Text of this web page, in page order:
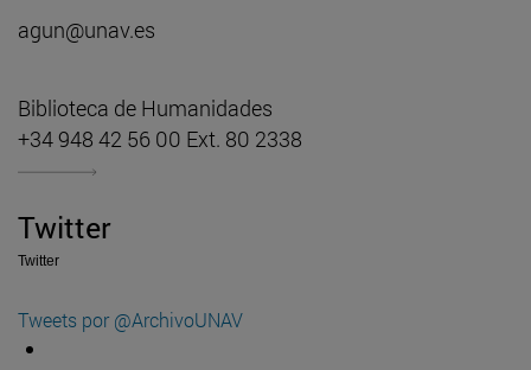
agun@unav.es
Biblioteca de Humanidades
+34 948 42 56 00 Ext. 80 2338
Twitter
Twitter
Tweets por @ArchivoUNAV